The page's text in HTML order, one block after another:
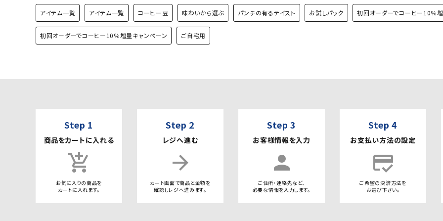
アイテム一覧 アイテム一覧 コーヒー豆 味わいから選ぶ パンチの有るテイスト お試しパック 初回オーダーでコーヒー10％
初回オーダーでコーヒー10％増量キャンペーン ご自宅用
Step 1
商品をカートに入れる
add_shopping_cart
お気に入りの商品を
カートに入れます。
Step 2
レジへ進む
arrow_forward
カート画面で商品と金額を
確認しレジへ進みます。
Step 3
お客様情報を入力
person
ご住所・連絡先など、
必要な情報を入力します。
Step 4
お支払い方法の設定
credit_score
ご希望の決済方法を
お選び下さい。